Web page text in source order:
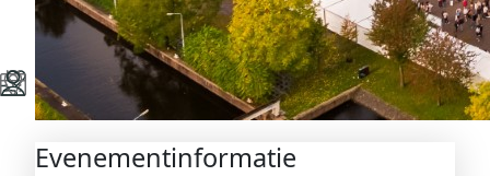
Evenementinformatie